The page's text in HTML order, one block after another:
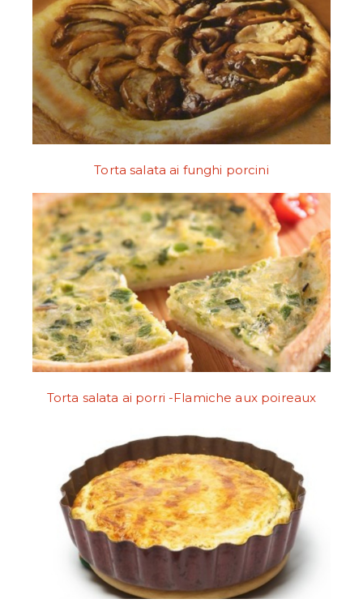
Torta salata ai funghi porcini
Torta salata ai porri -Flamiche aux poireaux